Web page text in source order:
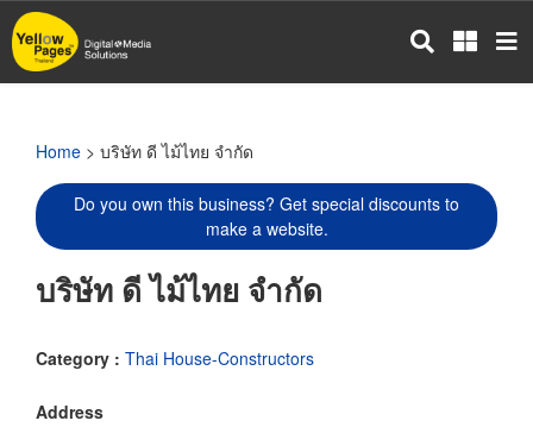
Skip
to
main
Home > บริษัท ดี ไม้ไทย จำกัด
Do you own this business? Get special discounts to
make a website.
บริษัท ดี ไม้ไทย จำกัด
Category : Thai House-Constructors
Address